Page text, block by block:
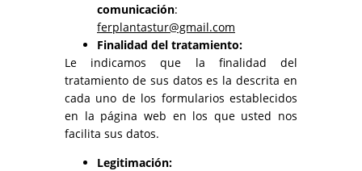
comunicación:
ferplantastur@gmail.com
Finalidad del tratamiento:
Le indicamos que la finalidad del
tratamiento de sus datos es la descrita en
cada uno de los formularios establecidos
en la página web en los que usted nos
facilita sus datos.
Legitimación: